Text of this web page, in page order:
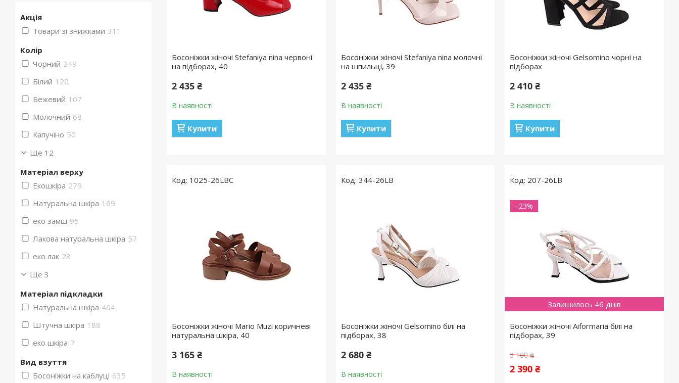
Босоніжки жіночі Stefaniya nina червоні
на підборах, 40
2 435 ₴
В наявності
Купити
Босоніжки жіночі Stefaniya nina молочні
на шпильці, 39
2 435 ₴
В наявності
Купити
Босоніжки жіночі Gelsomino чорні на
підборах
2 410 ₴
В наявності
Купити
1025-26LBC
Босоніжки жіночі Mario Muzi коричневі
натуральна шкіра, 40
3 165 ₴
В наявності
344-26LB
Босоніжки жіночі Gelsomino білі на
підборах, 38
2 680 ₴
В наявності
207-26LB
Залишилось 46 днів
–23%
Босоніжки жіночі Aiformaria білі на
підборах, 39
3 100 ₴
2 390 ₴
Акція
Товари зі знижками 311
Колір
Чорний 249
Білий 120
Бежевий 107
Молочний 68
Капучіно 50
Ще 12
Матеріал верху
Екошкіра 279
Натуральна шкіра 169
еко замш 95
Лакова натуральна шкіра 57
еко лак 28
Ще 3
Матеріал підкладки
Натуральна шкіра 464
Штучна шкіра 188
еко шкіра 7
Вид взуття
Босоніжки на каблуці 635